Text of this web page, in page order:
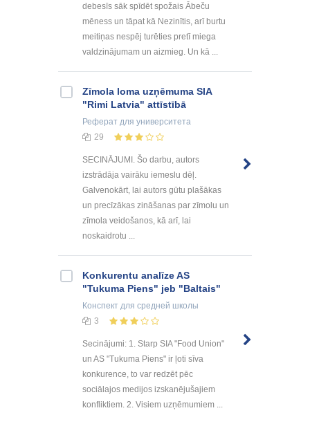
debesīs sāk spīdēt spožais Ābeču
mēness un tāpat kā Nezinītis, arī burtu
meitiņas nespēj turēties pretī miega
valdzinājumam un aizmieg. Un kā ...
Zīmola loma uzņēmuma SIA
"Rimi Latvia" attīstībā
Реферат для университета
29
SECINĀJUMI. Šo darbu, autors
izstrādāja vairāku iemeslu dēļ.
Galvenokārt, lai autors gūtu plašākas
un precīzākas zināšanas par zīmolu un
zīmola veidošanos, kā arī, lai
noskaidrotu ...
Konkurentu analīze AS
"Tukuma Piens" jeb "Baltais"
Конспект для средней школы
3
Secinājumi: 1. Starp SIA "Food Union"
un AS "Tukuma Piens" ir ļoti sīva
konkurence, to var redzēt pēc
sociālajos medijos izskanējušajiem
konfliktiem. 2. Visiem uzņēmumiem ...